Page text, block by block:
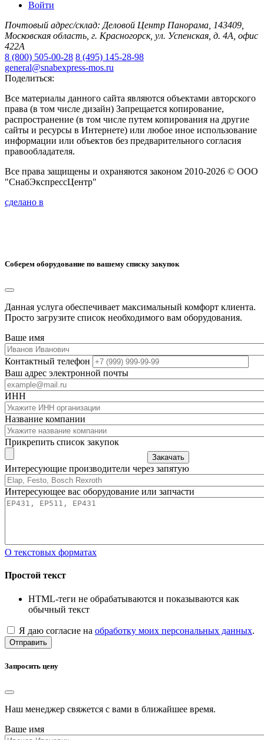
Войти
Почтовый адрес/склад: Деловой Центр Панорама, 143409,
Московская область, г. Красногорск, ул. Успенская, д. 4А, офис
422А
8 (800) 505-00-28 8 (495) 145-28-98
general@snabexpress-mos.ru
Поделиться:
Все материалы данного сайта являются объектами авторского
права (в том числе дизайн) Запрещается копирование,
распространение (в том числе путем копирования на другие
сайты и ресурсы в Интернете) или любое иное использование
информации или объектов без предварительного согласия
правообладателя.
Все права защищены и охраняются законом 2010-2026 © ООО
"СнабЭкспрессЦентр"
сделано в
Соберем оборудование по вашему списку закупок
Данная услуга обеспечивает максимальный комфорт клиента.
Просто загрузите список необходимого вам оборудования.
Ваше имя
Контактный телефон
Ваш адрес электронной почты
ИНН
Название компании
Прикрепить список закупок
Закачать
Интересующие производители через запятую
Интересующее вас оборудование или запчасти
О текстовых форматах
Простой текст
HTML-теги не обрабатываются и показываются как
обычный текст
Я даю согласие на обработку моих персональных данных.
Отправить
Запросить цену
Наш менеджер свяжется с вами в ближайшее время.
Ваше имя